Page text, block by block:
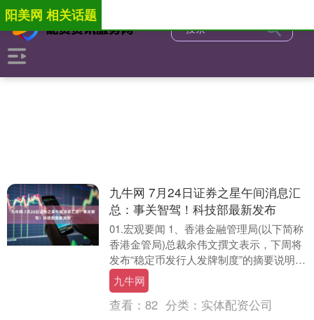
阳美网 相关话题
九牛网 7月24日证券之星午间消息汇
总：事关智驾！科技部最新发布
01.宏观要闻 1、香港金融管理局(以下简称
香港金管局)总裁余伟文撰文表示，下周将
发布“稳定币发行人发牌制度”的摘要说明。
余伟文表示：“近期，市场上针对稳定币....
九牛网
查看： 82 分类： 实体配资公司